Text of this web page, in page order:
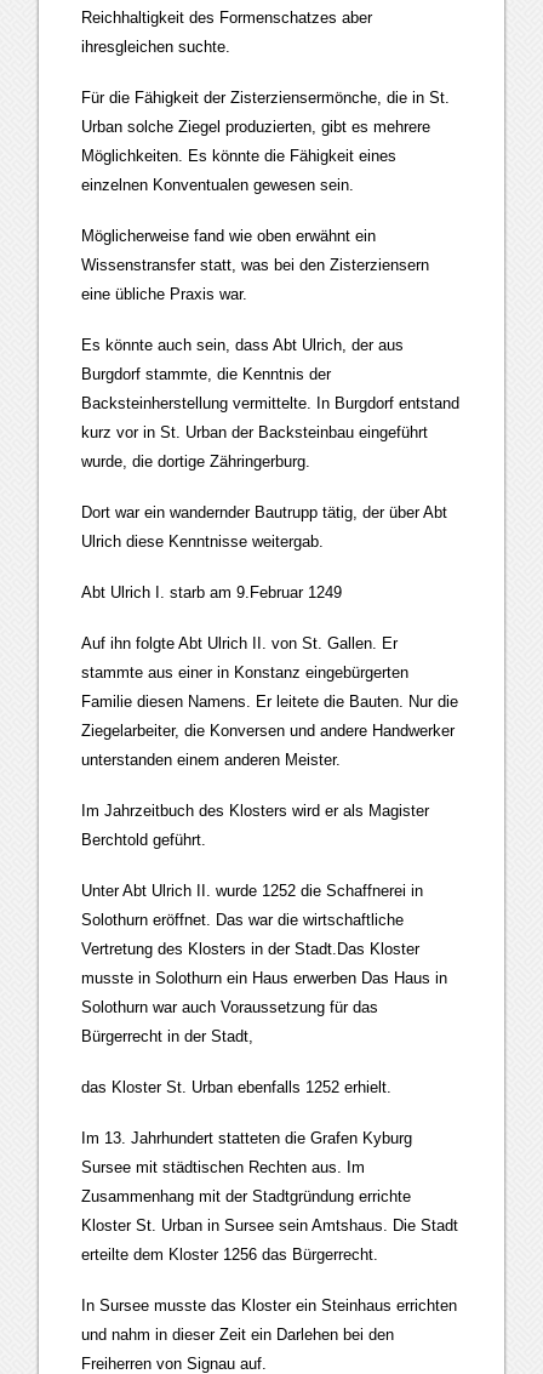
Reichhaltigkeit des Formenschatzes aber
ihresgleichen suchte.
Für die Fähigkeit der Zisterziensermönche, die in St.
Urban solche Ziegel produzierten, gibt es mehrere
Möglichkeiten. Es könnte die Fähigkeit eines
einzelnen Konventualen gewesen sein.
Möglicherweise fand wie oben erwähnt ein
Wissenstransfer statt, was bei den Zisterziensern
eine übliche Praxis war.
Es könnte auch sein, dass Abt Ulrich, der aus
Burgdorf stammte, die Kenntnis der
Backsteinherstellung vermittelte. In Burgdorf entstand
kurz vor in St. Urban der Backsteinbau eingeführt
wurde, die dortige Zähringerburg.
Dort war ein wandernder Bautrupp tätig, der über Abt
Ulrich diese Kenntnisse weitergab.
Abt Ulrich I. starb am 9.Februar 1249
Auf ihn folgte Abt Ulrich II. von St. Gallen. Er
stammte aus einer in Konstanz eingebürgerten
Familie diesen Namens. Er leitete die Bauten. Nur die
Ziegelarbeiter, die Konversen und andere Handwerker
unterstanden einem anderen Meister.
Im Jahrzeitbuch des Klosters wird er als Magister
Berchtold geführt.
Unter Abt Ulrich II. wurde 1252 die Schaffnerei in
Solothurn eröffnet. Das war die wirtschaftliche
Vertretung des Klosters in der Stadt.Das Kloster
musste in Solothurn ein Haus erwerben Das Haus in
Solothurn war auch Voraussetzung für das
Bürgerrecht in der Stadt,
das Kloster St. Urban ebenfalls 1252 erhielt.
Im 13. Jahrhundert statteten die Grafen Kyburg
Sursee mit städtischen Rechten aus. Im
Zusammenhang mit der Stadtgründung errichte
Kloster St. Urban in Sursee sein Amtshaus. Die Stadt
erteilte dem Kloster 1256 das Bürgerrecht.
In Sursee musste das Kloster ein Steinhaus errichten
und nahm in dieser Zeit ein Darlehen bei den
Freiherren von Signau auf.